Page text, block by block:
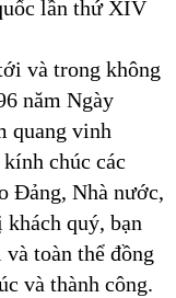
lần thứ XIV
và trong không
năm Ngày
quang vinh
chúc các
Đảng, Nhà nước,
quý, bạn
toàn thể đồng
và thành công.